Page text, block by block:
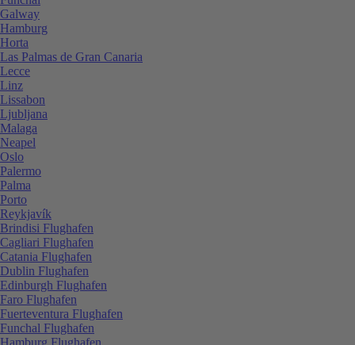
Galway
Hamburg
Horta
Las Palmas de Gran Canaria
Lecce
Linz
Lissabon
Ljubljana
Malaga
Neapel
Oslo
Palermo
Palma
Porto
Reykjavík
Brindisi Flughafen
Cagliari Flughafen
Catania Flughafen
Dublin Flughafen
Edinburgh Flughafen
Faro Flughafen
Fuerteventura Flughafen
Funchal Flughafen
Hamburg Flughafen